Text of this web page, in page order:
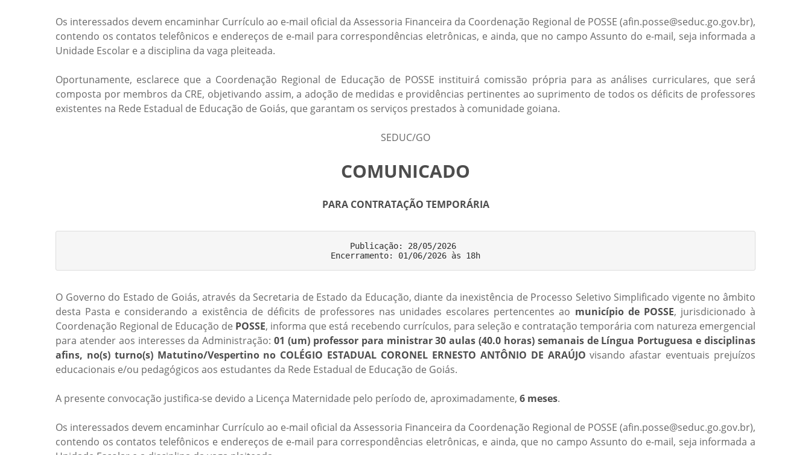
Os interessados devem encaminhar Currículo ao e-mail oficial da Assessoria Financeira da Coordenação Regional de POSSE (afin.posse@seduc.go.gov.br),
contendo os contatos telefônicos e endereços de e-mail para correspondências eletrônicas, e ainda, que no campo Assunto do e-mail, seja informada a
Unidade Escolar e a disciplina da vaga pleiteada.
Oportunamente, esclarece que a Coordenação Regional de Educação de POSSE instituirá comissão própria para as análises curriculares, que será
composta por membros da CRE, objetivando assim, a adoção de medidas e providências pertinentes ao suprimento de todos os déficits de professores
existentes na Rede Estadual de Educação de Goiás, que garantam os serviços prestados à comunidade goiana.
SEDUC/GO
COMUNICADO
PARA CONTRATAÇÃO TEMPORÁRIA
Publicação: 28/05/2026
O Governo do Estado de Goiás, através da Secretaria de Estado da Educação, diante da inexistência de Processo Seletivo Simplificado vigente no âmbito
desta Pasta e considerando a existência de déficits de professores nas unidades escolares pertencentes ao município de POSSE, jurisdicionado à
Coordenação Regional de Educação de POSSE, informa que está recebendo currículos, para seleção e contratação temporária com natureza emergencial
para atender aos interesses da Administração:01 (um) professor para ministrar 30 aulas (40.0 horas) semanais de Língua Portuguesa e disciplinas
afins, no(s) turno(s) Matutino/Vespertino no COLÉGIO ESTADUAL CORONEL ERNESTO ANTÔNIO DE ARAÚJO visando afastar eventuais prejuízos
educacionais e/ou pedagógicos aos estudantes da Rede Estadual de Educação de Goiás.
A presente convocação justifica-se devido a Licença Maternidade pelo período de, aproximadamente, 6 meses.
Os interessados devem encaminhar Currículo ao e-mail oficial da Assessoria Financeira da Coordenação Regional de POSSE (afin.posse@seduc.go.gov.br),
contendo os contatos telefônicos e endereços de e-mail para correspondências eletrônicas, e ainda, que no campo Assunto do e-mail, seja informada a